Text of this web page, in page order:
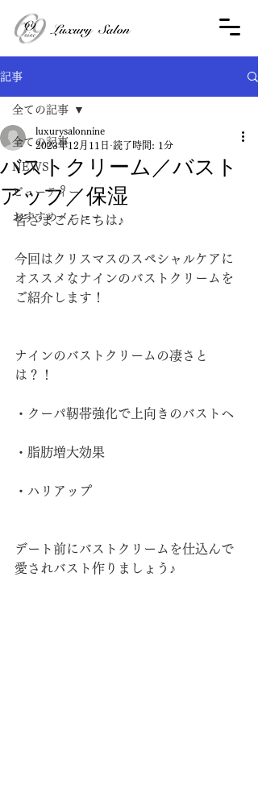
記事
全ての記事
NEWS
ビューティー
おすすめメニュー
全ての記事
バストクリーム／バスト
アップ／保湿
luxurysalonnine
2023年12月11日 読了時間: 1分
皆さまこんにちは♪
今回はクリスマスのスペシャルケアに
オススメなナインのバストクリームを
ご紹介します！
ナインのバストクリームの凄さと
は？！
・クーパ靭帯強化で上向きのバストへ
・脂肪増大効果
・ハリアップ
デート前にバストクリームを仕込んで
愛されバスト作りましょう♪